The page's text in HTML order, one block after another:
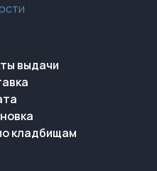
выдачи
кладбищам